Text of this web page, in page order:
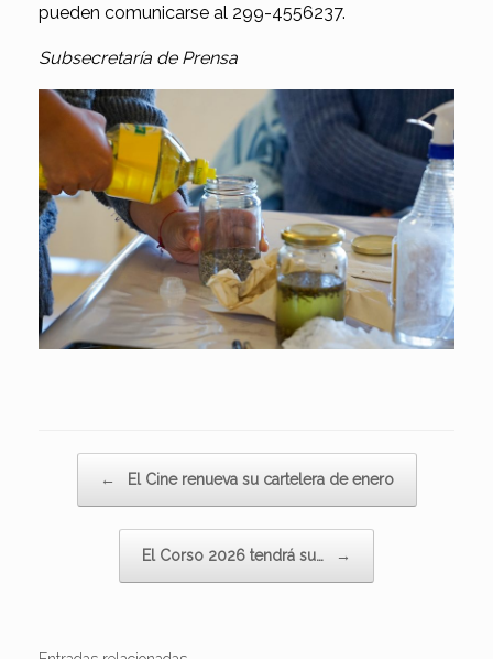
pueden comunicarse al 299-4556237.
Subsecretaría de Prensa
← El Cine renueva su cartelera de enero
El Corso 2026 tendrá su… →